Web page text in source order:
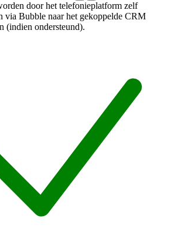
door het telefonieplatform zelf
via Bubble naar het gekoppelde CRM
(indien ondersteund).